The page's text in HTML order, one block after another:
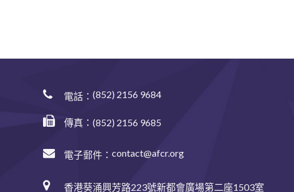
電話：(852) 2156 9684
傳真：(852) 2156 9685
電子郵件：contact@afcr.org
香港葵涌興芳路223號新都會廣場第二座1503室